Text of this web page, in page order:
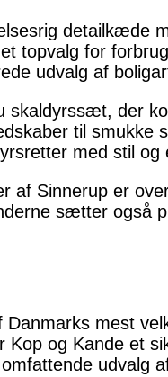
detailkæde
topvalg for
udvalg af
skaldyrssæt, der
til smukke
med stil og
af Sinnerup er
sætter også
Danmarks mest
Kop og Kande et
udvalg